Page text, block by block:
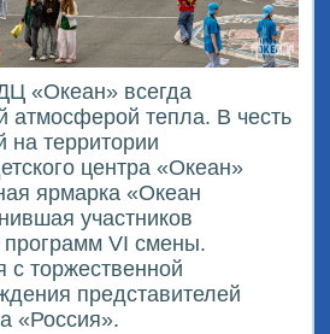
«Океан» всегда
атмосферой тепла. В честь
на территории
центра «Океан»
ярмарка «Океан
участников
программ VI смены.
с торжественной
представителей
«Россия».